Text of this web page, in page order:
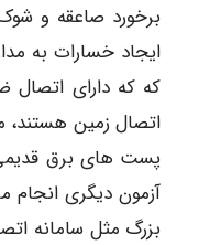
برخورد صاعقه و
ایجاد خسارات به
که که دارای
اتصال زمین هستند،
پست های برق
آزمون دیگری
بزرگ مثل سامانه